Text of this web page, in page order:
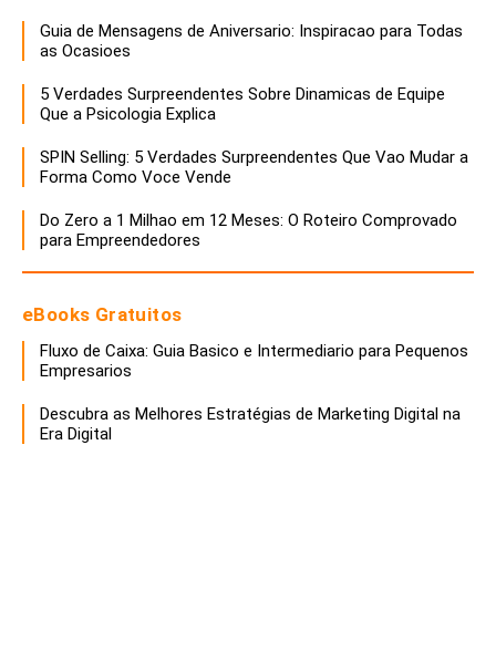
Guia de Mensagens de Aniversario: Inspiracao para Todas
as Ocasioes
5 Verdades Surpreendentes Sobre Dinamicas de Equipe
Que a Psicologia Explica
SPIN Selling: 5 Verdades Surpreendentes Que Vao Mudar a
Forma Como Voce Vende
Do Zero a 1 Milhao em 12 Meses: O Roteiro Comprovado
para Empreendedores
eBooks Gratuitos
Fluxo de Caixa: Guia Basico e Intermediario para Pequenos
Empresarios
Descubra as Melhores Estratégias de Marketing Digital na
Era Digital